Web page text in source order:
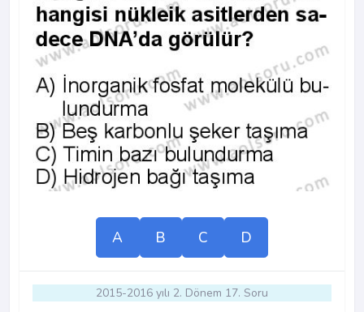
A B C D
2015-2016 yılı 2. Dönem 17. Soru